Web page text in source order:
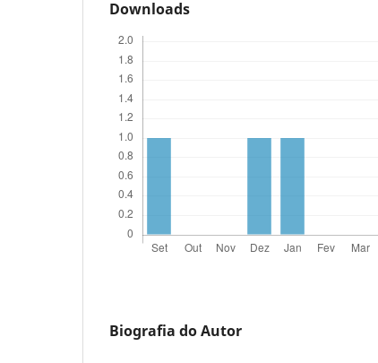
Downloads
Biografia do Autor